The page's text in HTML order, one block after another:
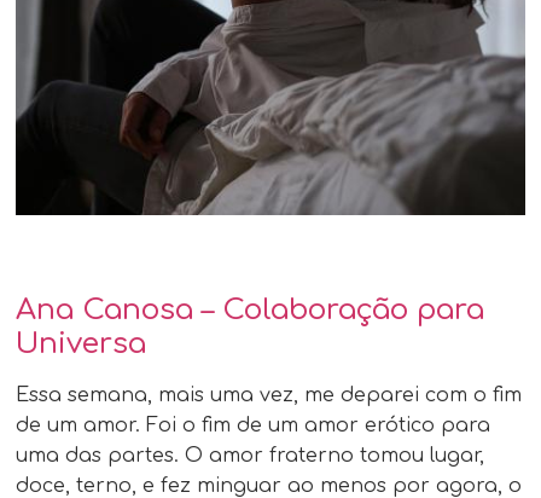
Ana Canosa – Colaboração para
Universa
Essa semana, mais uma vez, me deparei com o fim
de um amor. Foi o fim de um amor erótico para
uma das partes. O amor fraterno tomou lugar,
doce, terno, e fez minguar ao menos por agora, o